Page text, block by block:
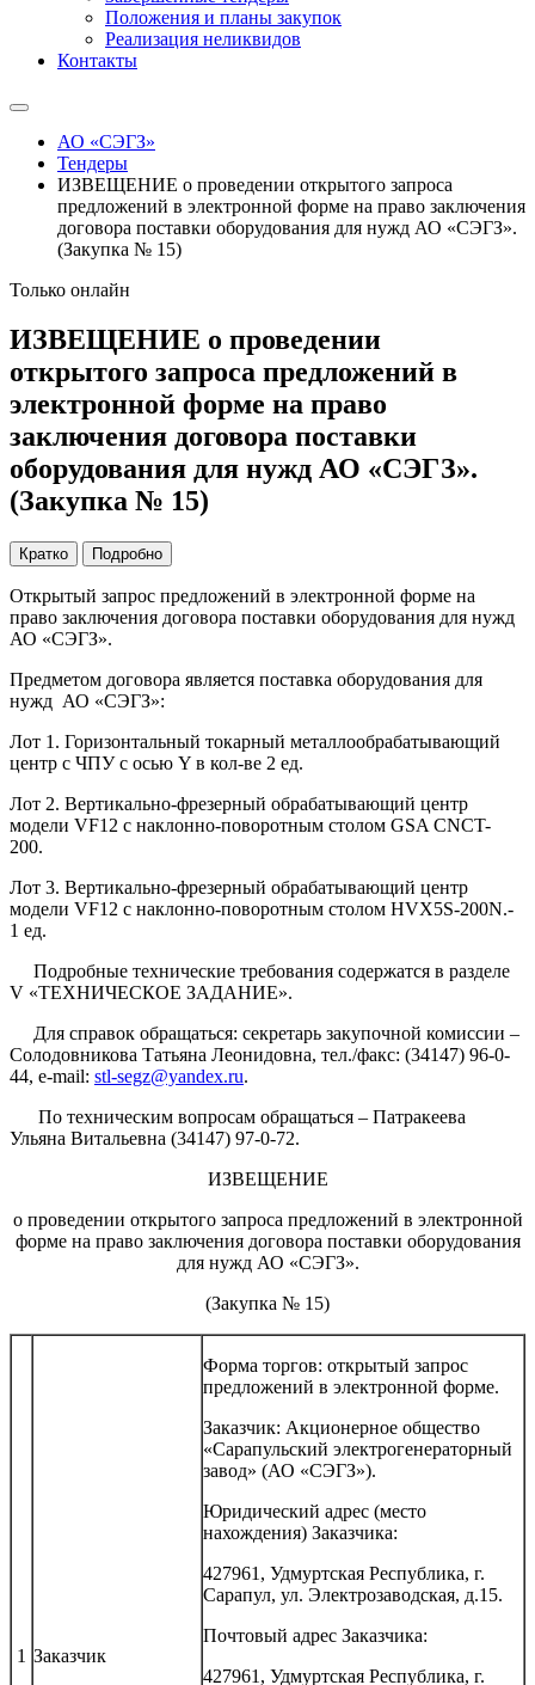
Положения и планы закупок
Реализация неликвидов
Контакты
АО «СЭГЗ»
Тендеры
ИЗВЕЩЕНИЕ о проведении открытого запроса
предложений в электронной форме на право заключения
договора поставки оборудования для нужд АО «СЭГЗ».
(Закупка № 15)
Только онлайн
ИЗВЕЩЕНИЕ о проведении
открытого запроса предложений в
электронной форме на право
заключения договора поставки
оборудования для нужд АО «СЭГЗ».
(Закупка № 15)
Кратко Подробно
Открытый запрос предложений в электронной форме на
право заключения договора поставки оборудования для нужд
АО «СЭГЗ».
Предметом договора является поставка оборудования для
нужд АО «СЭГЗ»:
Лот 1. Горизонтальный токарный металлообрабатывающий
центр с ЧПУ с осью Y в кол-ве 2 ед.
Лот 2. Вертикально-фрезерный обрабатывающий центр
модели VF12 с наклонно-поворотным столом GSA CNCT-
200.
Лот 3. Вертикально-фрезерный обрабатывающий центр
модели VF12 с наклонно-поворотным столом HVX5S-200N.-
1 ед.
Подробные технические требования содержатся в разделе
V «ТЕХНИЧЕСКОЕ ЗАДАНИЕ».
Для справок обращаться: секретарь закупочной комиссии –
Солодовникова Татьяна Леонидовна, тел./факс: (34147) 96-0-
44, e-mail: stl-segz@yandex.ru.
По техническим вопросам обращаться – Патракеева
Ульяна Витальевна (34147) 97-0-72.
ИЗВЕЩЕНИЕ
о проведении открытого запроса предложений в электронной
форме на право заключения договора поставки оборудования
для нужд АО «СЭГЗ».
(Закупка № 15)
1 Заказчик
Форма торгов: открытый запрос
предложений в электронной форме.
Заказчик: Акционерное общество
«Сарапульский электрогенераторный
завод» (АО «СЭГЗ»).
Юридический адрес (место
нахождения) Заказчика:
427961, Удмуртская Республика, г.
Сарапул, ул. Электрозаводская, д.15.
Почтовый адрес Заказчика:
427961, Удмуртская Республика, г.